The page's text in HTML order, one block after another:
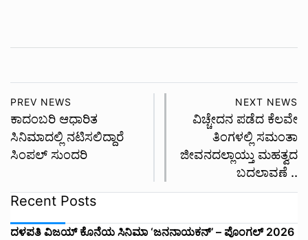
PREV NEWS
ಕಾದಂಬರಿ ಆಧಾರಿತ
ಸಿನಿಮಾದಲ್ಲಿ ನಟಿಸಲಿದ್ದಾರೆ
ಸಿಂಪಲ್ ಸುಂದರಿ
NEXT NEWS
ವಿಚ್ಚೇದನ ಪಡೆದ ಕೆಲವೇ
ತಿಂಗಳಲ್ಲಿ ಸಮಂತಾ
ಜೀವನದಲ್ಲಾಯ್ತು ಮಹತ್ವದ
ಬದಲಾವಣೆ ..
Recent Posts
ದಳಪತಿ ವಿಜಯ್‌ ಕೊನೆಯ ಸಿನಿಮಾ ‘ಜನನಾಯಕನ್’ – ಪೊಂಗಲ್ 2026